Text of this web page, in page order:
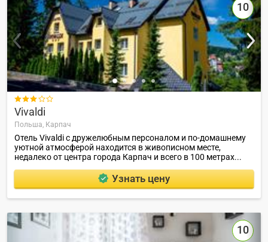
10

Vivaldi
Польша, Карпач
Отель Vivaldi с дружелюбным персоналом и по-домашнему
уютной атмосферой находится в живописном месте,
недалеко от центра города Карпач и всего в 100 метрах...
Узнать цену
10